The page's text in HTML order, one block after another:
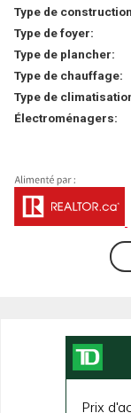
Type de
Type de foyer:
Type de plancher:
Type de chauffage:
Type de
Électroménagers: